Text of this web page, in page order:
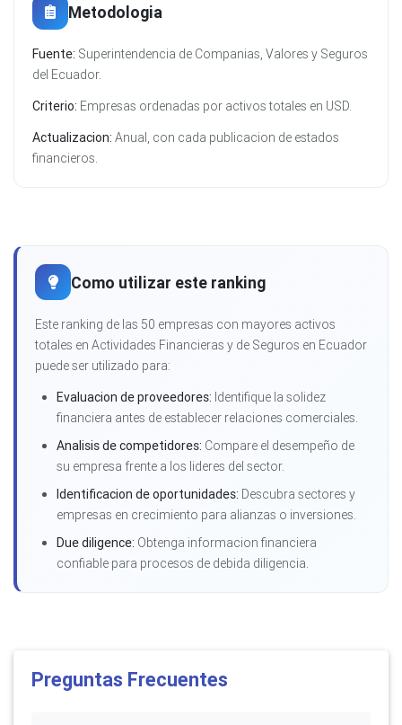
Metodologia
Fuente: Superintendencia de Companias, Valores y Seguros
del Ecuador.
Criterio: Empresas ordenadas por activos totales en USD.
Actualizacion: Anual, con cada publicacion de estados
financieros.
Como utilizar este ranking
Este ranking de las 50 empresas con mayores activos
totales en Actividades Financieras y de Seguros en Ecuador
puede ser utilizado para:
Evaluacion de proveedores: Identifique la solidez
financiera antes de establecer relaciones comerciales.
Analisis de competidores: Compare el desempeño de
su empresa frente a los lideres del sector.
Identificacion de oportunidades: Descubra sectores y
empresas en crecimiento para alianzas o inversiones.
Due diligence: Obtenga informacion financiera
confiable para procesos de debida diligencia.
Preguntas Frecuentes